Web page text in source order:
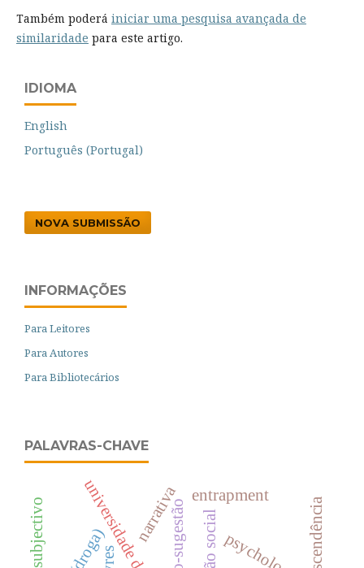
Também poderá iniciar uma pesquisa avançada de
similaridade para este artigo.
IDIOMA
English
Português (Portugal)
NOVA SUBMISSÃO
INFORMAÇÕES
Para Leitores
Para Autores
Para Bibliotecários
PALAVRAS-CHAVE
auto-sugestão ação social
narrativa entrapment
transcendência